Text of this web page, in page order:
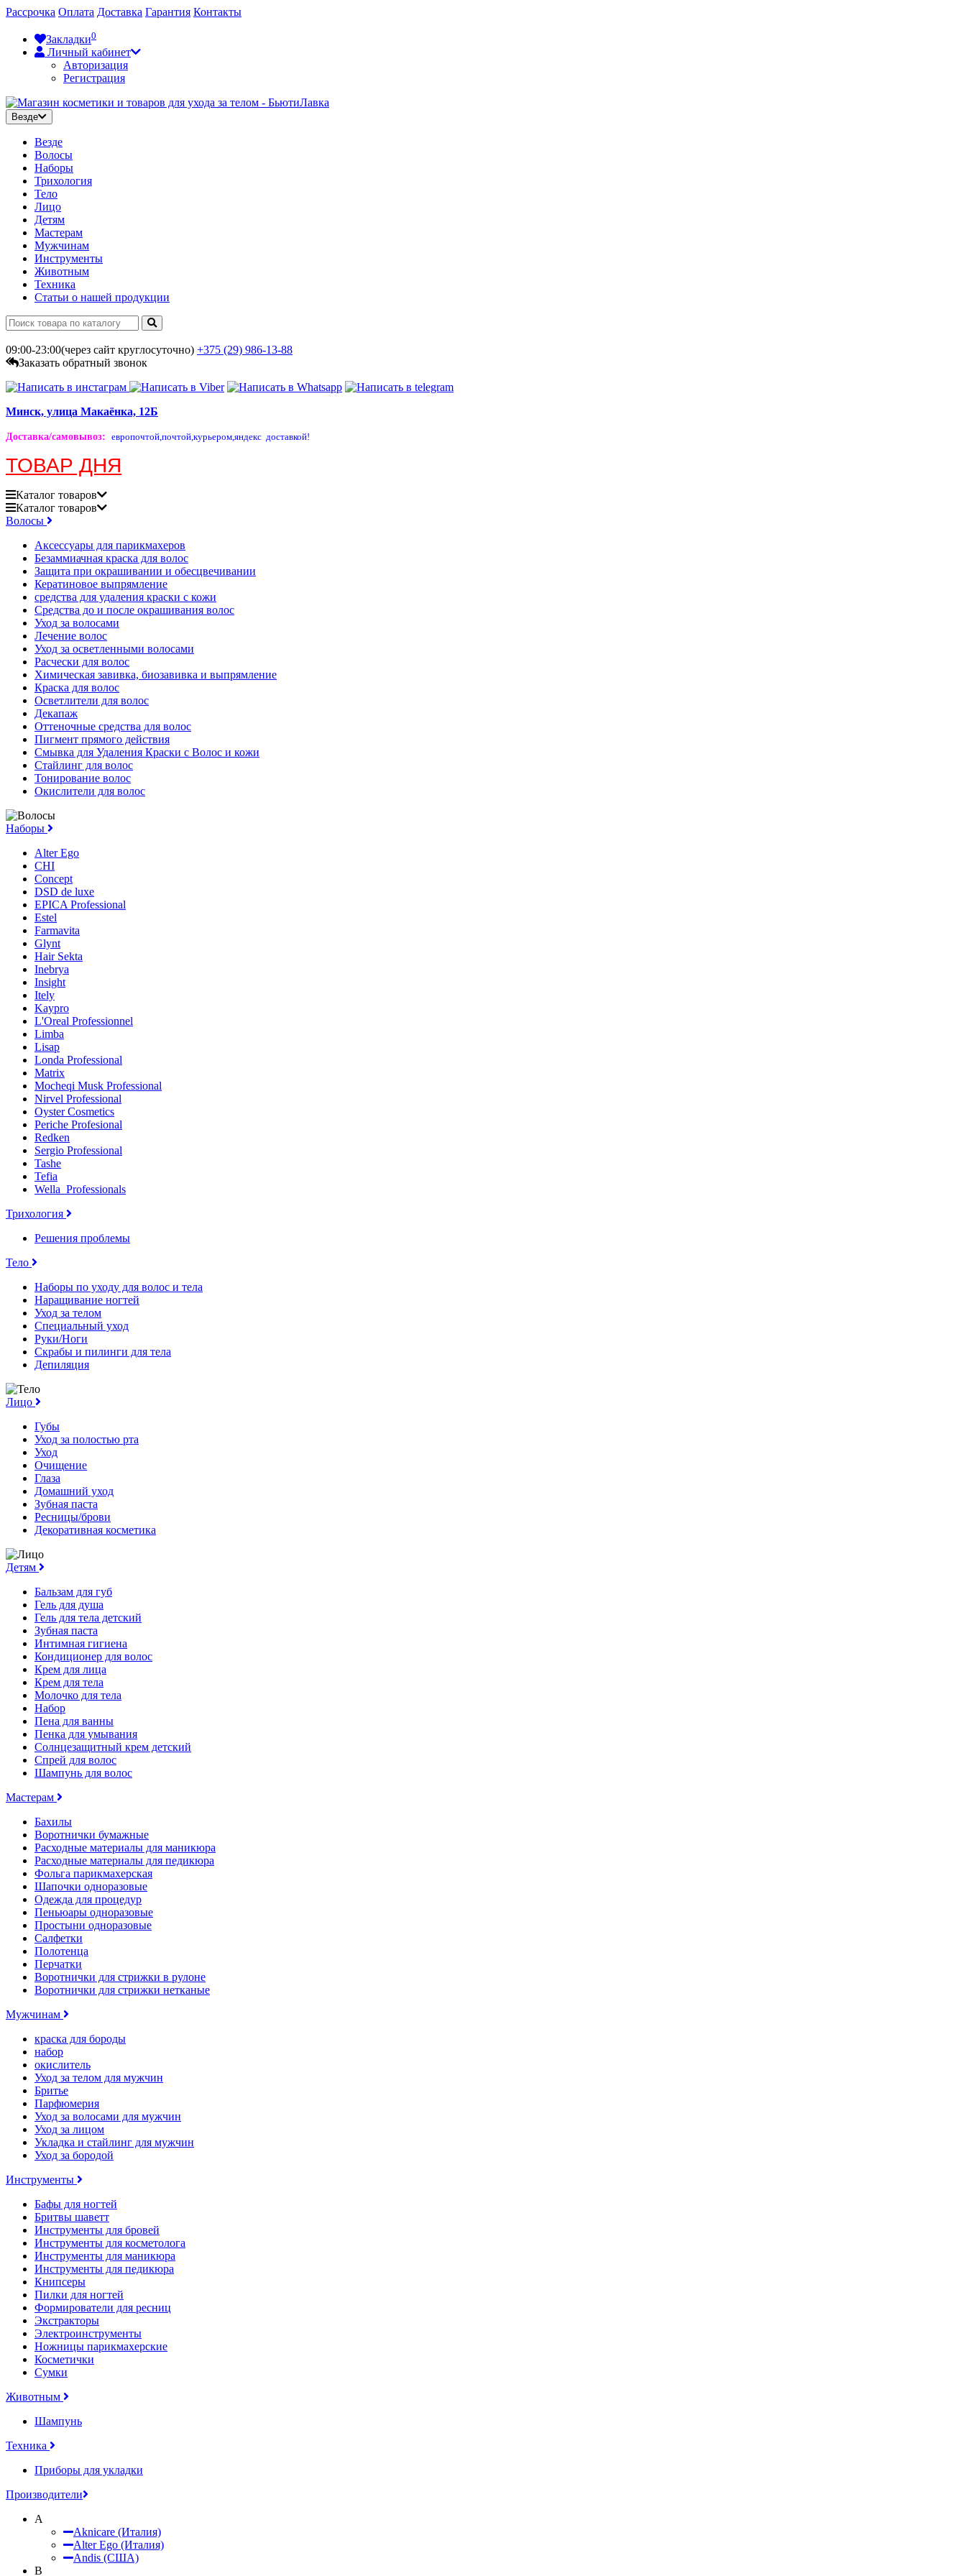
Рассрочка Оплата Доставка Гарантия Контакты
Закладки0
Личный кабинет
Авторизация
Регистрация
Везде
Везде
Волосы
Наборы
Трихология
Тело
Лицо
Детям
Мастерам
Мужчинам
Инструменты
Животным
Техника
Статьи о нашей продукции
09:00-23:00(через сайт круглосуточно) +375 (29) 986-13-88
Заказать обратный звонок
Минск, улица Макаёнка, 12Б
Доставка/самовывоз: европочтой,почтой,курьером,яндекс доставкой!
ТОВАР ДНЯ
Каталог товаров
Каталог товаров
Волосы
Аксессуары для парикмахеров
Безаммиачная краска для волос
Защита при окрашивании и обесцвечивании
Кератиновое выпрямление
средства для удаления краски с кожи
Средства до и после окрашивания волос
Уход за волосами
Лечение волос
Уход за осветленными волосами
Расчески для волос
Химическая завивка, биозавивка и выпрямление
Краска для волос
Осветлители для волос
Декапаж
Оттеночные средства для волос
Пигмент прямого действия
Смывка для Удаления Краски с Волос и кожи
Стайлинг для волос
Тонирование волос
Окислители для волос
Наборы
Alter Ego
CHI
Concept
DSD de luxe
EPICA Professional
Estel
Farmavita
Glynt
Hair Sekta
Inebrya
Insight
Itely
Kaypro
L'Oreal Professionnel
Limba
Lisap
Londa Professional
Matrix
Mocheqi Musk Professional
Nirvel Professional
Oyster Cosmetics
Periche Profesional
Redken
Sergio Professional
Tashe
Tefia
Wella_Professionals
Трихология
Решения проблемы
Тело
Наборы по уходу для волос и тела
Наращивание ногтей
Уход за телом
Специальный уход
Руки/Ноги
Скрабы и пилинги для тела
Депиляция
Лицо
Губы
Уход за полостью рта
Уход
Очищение
Глаза
Домашний уход
Зубная паста
Ресницы/брови
Декоративная косметика
Детям
Бальзам для губ
Гель для душа
Гель для тела детский
Зубная паста
Интимная гигиена
Кондиционер для волос
Крем для лица
Крем для тела
Молочко для тела
Набор
Пена для ванны
Пенка для умывания
Солнцезащитный крем детский
Спрей для волос
Шампунь для волос
Мастерам
Бахилы
Воротнички бумажные
Расходные материалы для маникюра
Расходные материалы для педикюра
Фольга парикмахерская
Шапочки одноразовые
Одежда для процедур
Пеньюары одноразовые
Простыни одноразовые
Салфетки
Полотенца
Перчатки
Воротнички для стрижки в рулоне
Воротнички для стрижки нетканые
Мужчинам
краска для бороды
набор
окислитель
Уход за телом для мужчин
Бритье
Парфюмерия
Уход за волосами для мужчин
Уход за лицом
Укладка и стайлинг для мужчин
Уход за бородой
Инструменты
Бафы для ногтей
Бритвы шаветт
Инструменты для бровей
Инструменты для косметолога
Инструменты для маникюра
Инструменты для педикюра
Книпсеры
Пилки для ногтей
Формирователи для ресниц
Экстракторы
Электроинструменты
Ножницы парикмахерские
Косметички
Сумки
Животным
Шампунь
Техника
Приборы для укладки
Производители
A
Aknicare (Италия)
Alter Ego (Италия)
Andis (США)
B